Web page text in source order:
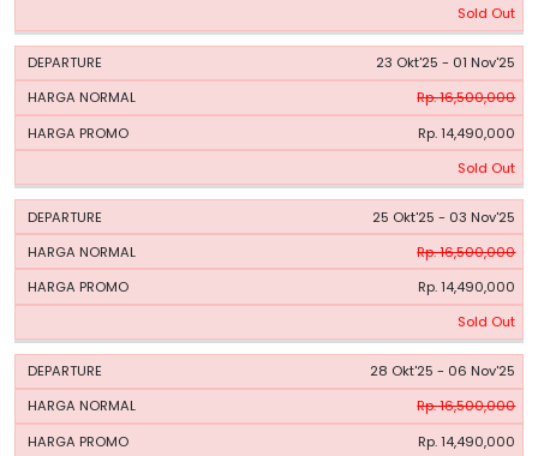
Sold Out
23 Okt'25 - 01 Nov'25
Rp. 16,500,000
Rp. 14,490,000
Sold Out
25 Okt'25 - 03 Nov'25
Rp. 16,500,000
Rp. 14,490,000
Sold Out
28 Okt'25 - 06 Nov'25
Rp. 16,500,000
Rp. 14,490,000